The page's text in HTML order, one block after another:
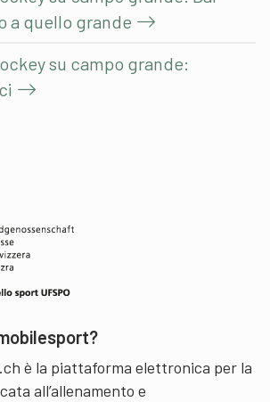
a quello grande
su campo grande:
è la piattaforma elettronica per la
all’allenamento e